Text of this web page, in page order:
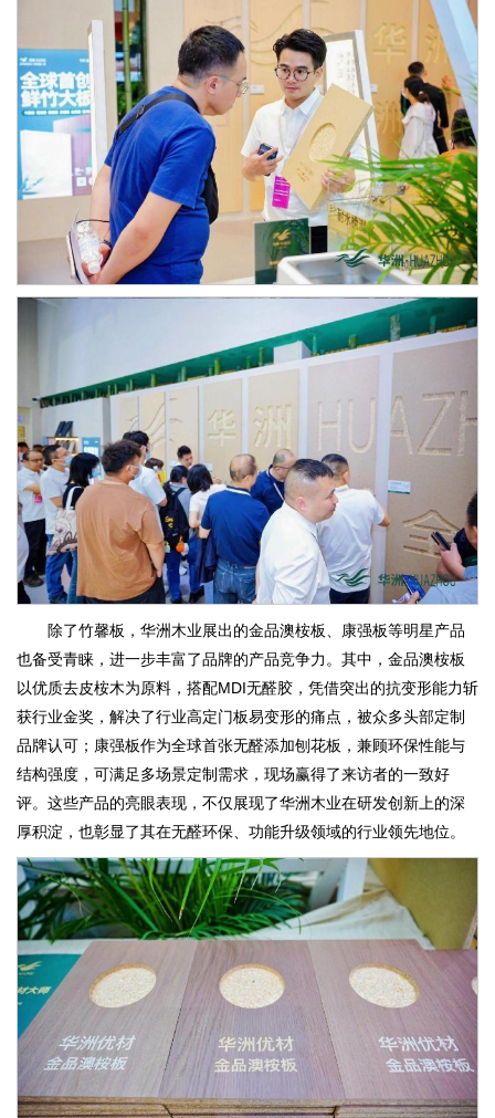
除了竹馨板，华洲木业展出的金品澳桉板、康强板等明星产品
也备受青睐，进一步丰富了品牌的产品竞争力。其中，金品澳桉板
以优质去皮桉木为原料，搭配MDI无醛胶，凭借突出的抗变形能力斩
获行业金奖，解决了行业高定门板易变形的痛点，被众多头部定制
品牌认可；康强板作为全球首张无醛添加刨花板，兼顾环保性能与
结构强度，可满足多场景定制需求，现场赢得了来访者的一致好
评。这些产品的亮眼表现，不仅展现了华洲木业在研发创新上的深
厚积淀，也彰显了其在无醛环保、功能升级领域的行业领先地位。